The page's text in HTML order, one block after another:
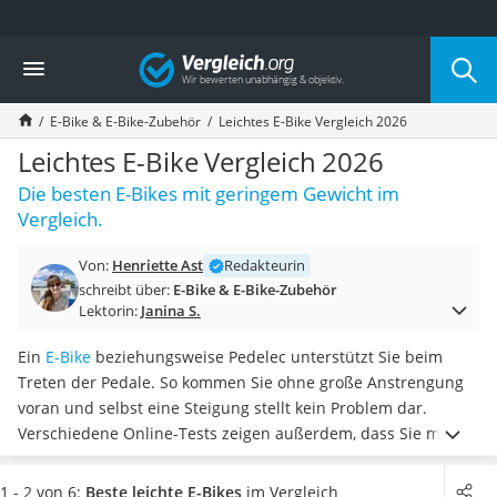
Die beliebtesten Vergleiche nach Kategorie
Freizeit & Sport
Gartentrampolin
Trampolin
Metalldetektor
Eufab-Fahrradträger
Trampolin 366 cm
Fahrradschloss
Futterboot
Air Bike
Trekkingschuhe Herren
Reisetasche mit Rollen
Klimmzugstation
Koffer
Nachtsichtgerät
Faltschloss
Vergleich
E-Bike & E-Bike-Zubehör Leichtes E-Bike Vergleich 2026
Leichtes E-Bike Vergleich 2026
Die besten E-Bikes mit geringem Gewicht im
Vergleich.
Von: Henriette Ast
Redakteurin
schreibt über: E-Bike & E-Bike-Zubehör
Lektorin: Janina S.
Ein E-Bike beziehungsweise Pedelec unterstützt Sie beim
Treten der Pedale. So kommen Sie ohne große Anstrengung
voran und selbst eine Steigung stellt kein Problem dar.
Verschiedene Online-Tests zeigen außerdem, dass Sie mit
besonders leichten Modellen aus Carbon nochmals Kraft
sparen können. In unserem Vergleich widmen wir uns
1 - 2 von 6: Beste leichte E-Bikes im Vergleich